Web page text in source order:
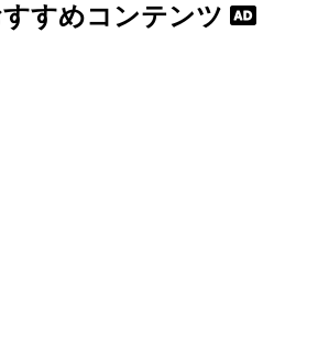
すめコンテンツ